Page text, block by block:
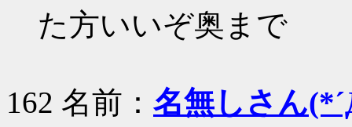
た方いいぞ奥まで
162 名前： 名無しさん